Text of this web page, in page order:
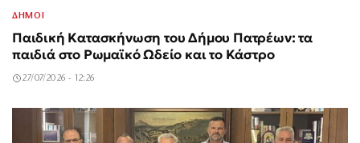
ΔΗΜΟΙ
Παιδική Κατασκήνωση του Δήμου Πατρέων: τα
παιδιά στο Ρωμαϊκό Ωδείο και το Κάστρο
27/07/2026 - 12:26